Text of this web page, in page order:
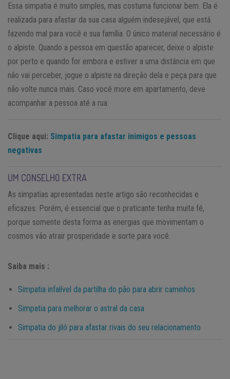
Essa simpatia é muito simples, mas costuma funcionar bem. Ela é
realizada para afastar da sua casa alguém indesejável, que está
fazendo mal para você e sua família. O único material necessário é
o alpiste. Quando a pessoa em questão aparecer, deixe o alpiste
por perto e quando for embora e estiver a uma distância em que
não vai perceber, jogue o alpiste na direção dela e peça para que
não volte nunca mais. Caso você more em apartamento, deve
acompanhar a pessoa até a rua.
Clique aqui: Simpatia para afastar inimigos e pessoas
negativas
UM CONSELHO EXTRA
As simpatias apresentadas neste artigo são reconhecidas e
eficazes. Porém, é essencial que o praticante tenha muita fé,
porque somente desta forma as energias que movimentam o
cosmos vão atrair prosperidade e sorte para você.
Saiba mais :
Simpatia infalível da partilha do pão para abrir caminhos
Simpatia para melhorar o astral da casa
Simpatia do jiló para afastar rivais do seu relacionamento